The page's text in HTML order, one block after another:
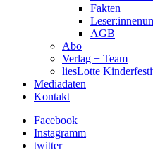
Fakten
AGB
Abo
Verlag + Team
liesLotte
Mediadaten
Kontakt
Facebook
Instagramm
twitter